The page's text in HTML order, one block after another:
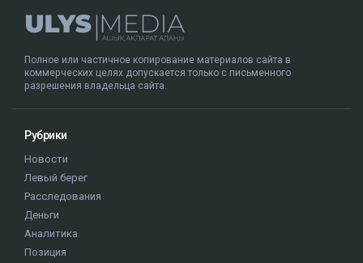
Полное или частичное копирование материалов сайта в
коммерческих целях допускается только с письменного
разрешения владельца сайта.
Рубрики
Новости
Левый берег
Расследования
Деньги
Аналитика
Позиция